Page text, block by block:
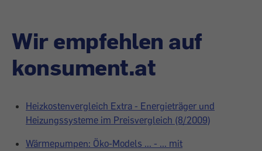
Wir empfehlen auf
konsument.at
Heizkostenvergleich Extra - Energieträger und
Heizungssysteme im Preisvergleich (8/2009)
Wärmepumpen: Öko-Models ... - ... mit